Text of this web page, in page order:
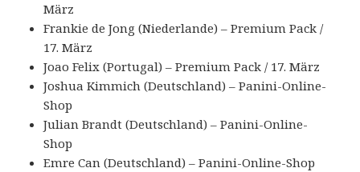
März
Frankie de Jong (Niederlande) – Premium Pack /
17. März
Joao Felix (Portugal) – Premium Pack / 17. März
Joshua Kimmich (Deutschland) – Panini-Online-
Shop
Julian Brandt (Deutschland) – Panini-Online-
Shop
Emre Can (Deutschland) – Panini-Online-Shop